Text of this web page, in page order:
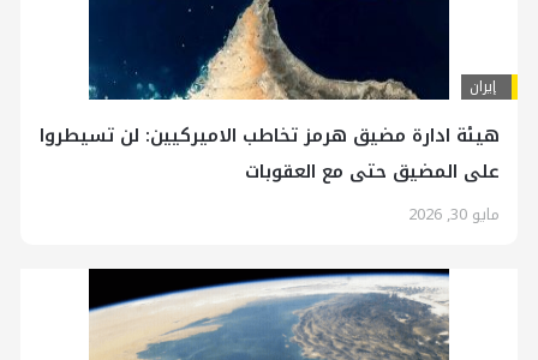
إيران
هيئة ادارة مضيق هرمز تخاطب الاميركيين: لن تسيطروا
على المضيق حتى مع العقوبات
مايو 30, 2026